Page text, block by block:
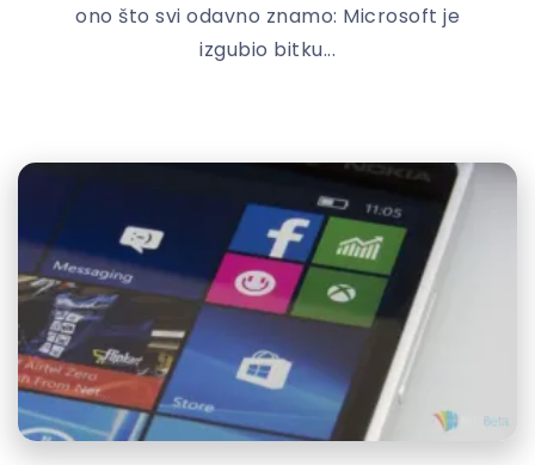
ono što svi odavno znamo: Microsoft je
izgubio bitku...